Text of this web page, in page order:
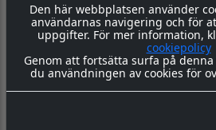
Den här webbplatsen använder
användarnas navigering och för
uppgifter. För mer information,
cookiepolicy
Genom att fortsätta surfa på
du användningen av cookies för
ytor.
Leverans:Dekalen levereras redo
appliceringstape över som håller
underlättar monteringen.
montering, och kvar sitter då
Läs igenom